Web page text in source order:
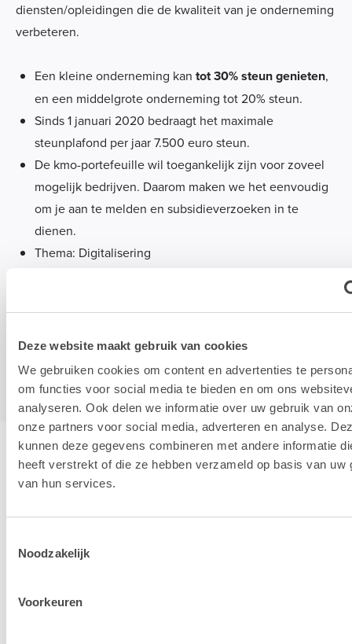
Deze website maakt gebruik van cookies
We gebruiken cookies om content en advertenties te
om functies voor social media te bieden en om ons
analyseren. Ook delen we informatie over uw gebruik van
onze partners voor social media, adverteren en analyse.
kunnen deze gegevens combineren met andere informatie
heeft verstrekt of die ze hebben verzameld op basis van uw
van hun services.
Noodzakelijk
Voorkeuren
diensten/opleidingen die de kwaliteit van je onderneming
verbeteren.
Een kleine onderneming kan tot 30% steun genieten,
en een middelgrote onderneming tot 20% steun.
Sinds 1 januari 2020 bedraagt het maximale
steunplafond per jaar 7.500 euro steun.
De kmo-portefeuille wil toegankelijk zijn voor zoveel
mogelijk bedrijven. Daarom maken we het eenvoudig
om je aan te melden en subsidieverzoeken in te
dienen.
Thema: Digitalisering
Onze opleidingslocaties
Lab9 Academy heeft verschillende
onze leslokalen zijn uitgerust met iMacs en de